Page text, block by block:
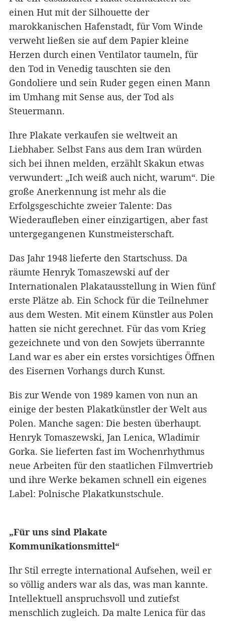
einen Hut mit der Silhouette der
marokkanischen Hafenstadt, für Vom Winde
verweht ließen sie auf dem Papier kleine
Herzen durch einen Ventilator taumeln, für
den Tod in Venedig tauschten sie den
Gondoliere und sein Ruder gegen einen Mann
im Umhang mit Sense aus, der Tod als
Steuermann.
Ihre Plakate verkaufen sie weltweit an
Liebhaber. Selbst Fans aus dem Iran würden
sich bei ihnen melden, erzählt Skakun etwas
verwundert: „Ich weiß auch nicht, warum“. Die
große Anerkennung ist mehr als die
Erfolgsgeschichte zweier Talente: Das
Wiederaufleben einer einzigartigen, aber fast
untergegangenen Kunstmeisterschaft.
Das Jahr 1948 lieferte den Startschuss. Da
räumte Henryk Tomaszewski auf der
Internationalen Plakatausstellung in Wien fünf
erste Plätze ab. Ein Schock für die Teilnehmer
aus dem Westen. Mit einem Künstler aus Polen
hatten sie nicht gerechnet. Für das vom Krieg
gezeichnete und von den Sowjets überrannte
Land war es aber ein erstes vorsichtiges Öffnen
des Eisernen Vorhangs durch Kunst.
Bis zur Wende von 1989 kamen von nun an
einige der besten Plakatkünstler der Welt aus
Polen. Manche sagen: Die besten überhaupt.
Henryk Tomaszewski, Jan Lenica, Wladimir
Gorka. Sie lieferten fast im Wochenrhythmus
neue Arbeiten für den staatlichen Filmvertrieb
und ihre Werke bekamen schnell ein eigenes
Label: Polnische Plakatkunstschule.
„Für uns sind Plakate
Kommunikationsmittel“
Ihr Stil erregte international Aufsehen, weil er
so völlig anders war als das, was man kannte.
Intellektuell anspruchsvoll und zutiefst
menschlich zugleich. Da malte Lenica für das